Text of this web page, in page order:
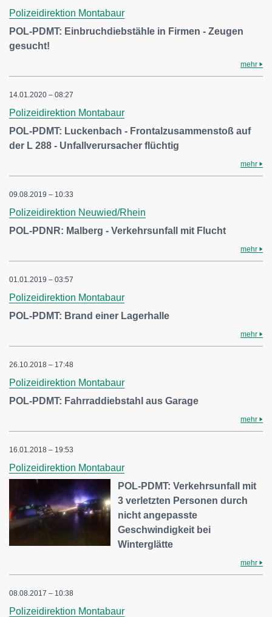
Polizeidirektion Montabaur
POL-PDMT: Einbruchdiebstähle in Firmen - Zeugen
gesucht!
mehr
14.01.2020 – 08:27
Polizeidirektion Montabaur
POL-PDMT: Luckenbach - Frontalzusammenstoß auf
der L 288 - Unfallverursacher flüchtig
mehr
09.08.2019 – 10:33
Polizeidirektion Neuwied/Rhein
POL-PDNR: Malberg - Verkehrsunfall mit Flucht
mehr
01.01.2019 – 03:57
Polizeidirektion Montabaur
POL-PDMT: Brand einer Lagerhalle
mehr
26.10.2018 – 17:48
Polizeidirektion Montabaur
POL-PDMT: Fahrraddiebstahl aus Garage
mehr
16.01.2018 – 19:53
Polizeidirektion Montabaur
POL-PDMT: Verkehrsunfall mit
3 verletzten Personen durch
nicht angepasste
Geschwindigkeit bei
Winterglätte
mehr
08.08.2017 – 10:38
Polizeidirektion Montabaur